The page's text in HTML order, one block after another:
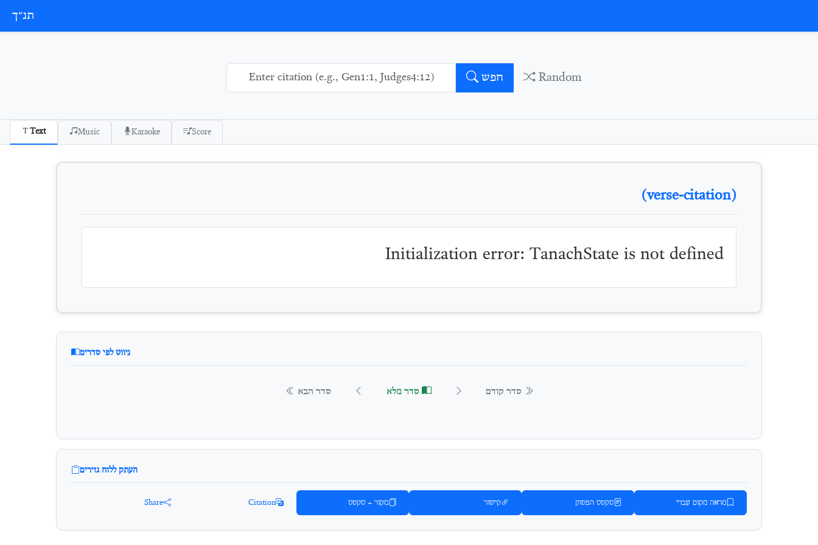
תנ״ך
חפש Random
Text Music Karaoke Score
(verse-citation)
Initialization error: TanachState is not defined
ניווט לפי סדרים
סדר קודם סדר מלא סדר הבא
העתק ללוח גזירים
מראה מקום עברי טקסט הפסוק קישור מקור + טקסט Citation
Share